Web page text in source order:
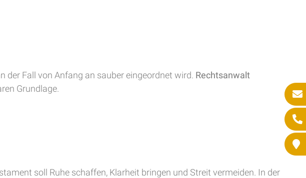
der Fall von Anfang an sauber eingeordnet wird. Rechtsanwalt
Grundlage.
soll Ruhe schaffen, Klarheit bringen und Streit vermeiden. In der